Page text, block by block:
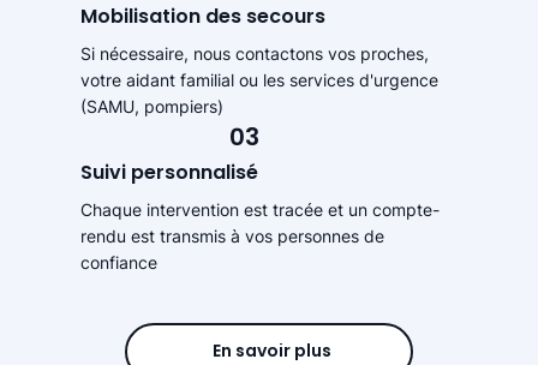
Mobilisation des secours
Si nécessaire, nous contactons vos proches,
votre aidant familial ou les services d'urgence
(SAMU, pompiers)
03
Suivi personnalisé
Chaque intervention est tracée et un compte-
rendu est transmis à vos personnes de
confiance
En savoir plus